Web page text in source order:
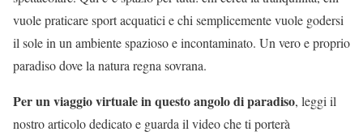
vuole praticare sport acquatici e chi semplicemente vuole godersi
il sole in un ambiente spazioso e incontaminato. Un vero e proprio
paradiso dove la natura regna sovrana.
Per un viaggio virtuale in questo angolo di paradiso, leggi il
nostro articolo dedicato e guarda il video che ti porterà